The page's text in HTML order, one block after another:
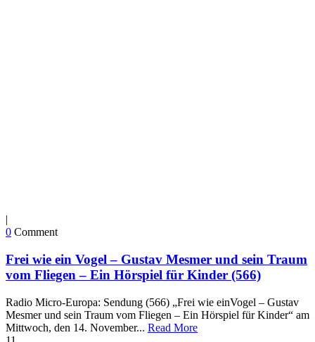
|
0 Comment
Frei wie ein Vogel – Gustav Mesmer und sein Traum
vom Fliegen – Ein Hörspiel für Kinder (566)
Radio Micro-Europa: Sendung (566) „Frei wie einVogel – Gustav
Mesmer und sein Traum vom Fliegen – Ein Hörspiel für Kinder“ am
Mittwoch, den 14. November... Read More